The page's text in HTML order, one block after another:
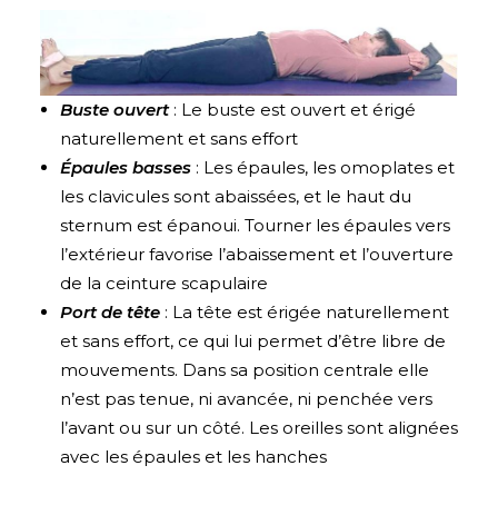
Buste ouvert: Le buste est ouvert et érigé
naturellement et sans effort
Épaules basses : Les épaules, les omoplates et
les clavicules sont abaissées, et le haut du
sternum est épanoui. Tourner les épaules vers
l’extérieur favorise l’abaissement et l’ouverture
de la ceinture scapulaire
Port de tête : La tête est érigée naturellement
et sans effort, ce qui lui permet d’être libre de
mouvements. Dans sa position centrale elle
n’est pas tenue, ni avancée, ni penchée vers
l’avant ou sur un côté. Les oreilles sont alignées
avec les épaules et les hanches